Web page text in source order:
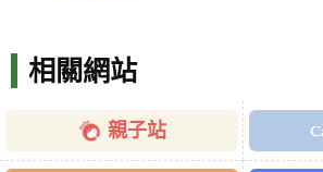
相關網站
親子站